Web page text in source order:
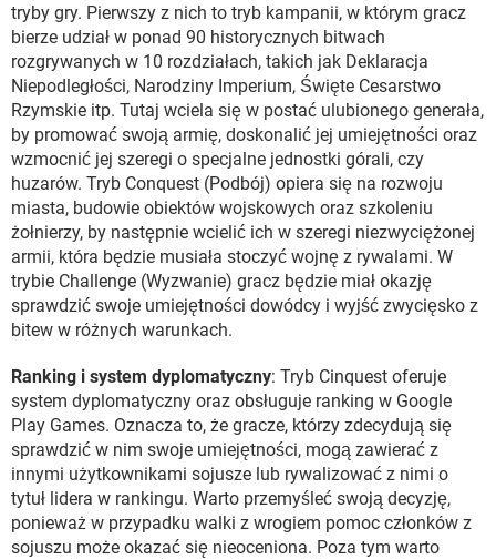
tryby gry. Pierwszy z nich to tryb kampanii, w którym gracz
bierze udział w ponad 90 historycznych bitwach
rozgrywanych w 10 rozdziałach, takich jak Deklaracja
Niepodległości, Narodziny Imperium, Święte Cesarstwo
Rzymskie itp. Tutaj wciela się w postać ulubionego generała,
by promować swoją armię, doskonalić jej umiejętności oraz
wzmocnić jej szeregi o specjalne jednostki górali, czy
huzarów. Tryb Conquest (Podbój) opiera się na rozwoju
miasta, budowie obiektów wojskowych oraz szkoleniu
żołnierzy, by następnie wcielić ich w szeregi niezwyciężonej
armii, która będzie musiała stoczyć wojnę z rywalami. W
trybie Challenge (Wyzwanie) gracz będzie miał okazję
sprawdzić swoje umiejętności dowódcy i wyjść zwycięsko z
bitew w różnych warunkach.
Ranking i system dyplomatyczny: Tryb Cinquest oferuje
system dyplomatyczny oraz obsługuje ranking w Google
Play Games. Oznacza to, że gracze, którzy zdecydują się
sprawdzić w nim swoje umiejętności, mogą zawierać z
innymi użytkownikami sojusze lub rywalizować z nimi o
tytuł lidera w rankingu. Warto przemyśleć swoją decyzję,
ponieważ w przypadku walki z wrogiem pomoc członków z
sojuszu może okazać się nieoceniona. Poza tym warto